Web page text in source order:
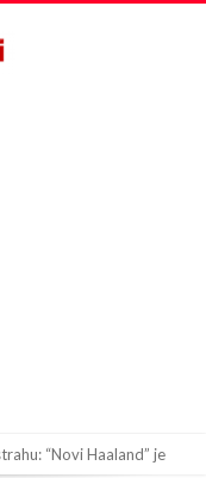
“Novi Haaland” je